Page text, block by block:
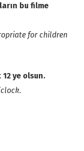
bu filme
for children
ye olsun.